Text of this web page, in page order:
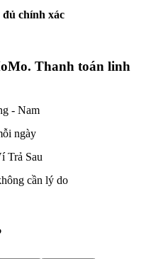
đủ chính xác
Thanh toán linh
- Nam
ngày
Trả Sau
cần lý do